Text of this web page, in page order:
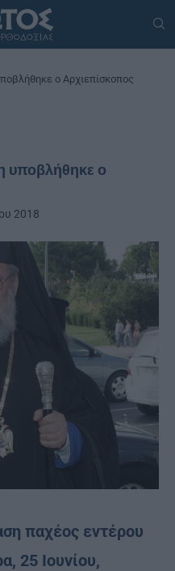
ο Αρχιεπίσκοπος
υποβλήθηκε ο
2018
παχέος εντέρου
25 Ιουνίου,